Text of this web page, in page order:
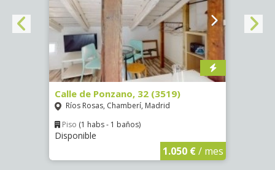
Calle de Ponzano, 32 (3519)
Ríos Rosas, Chamberí, Madrid
Piso (1 habs - 1 baños)
Disponible
1.050 €/ mes